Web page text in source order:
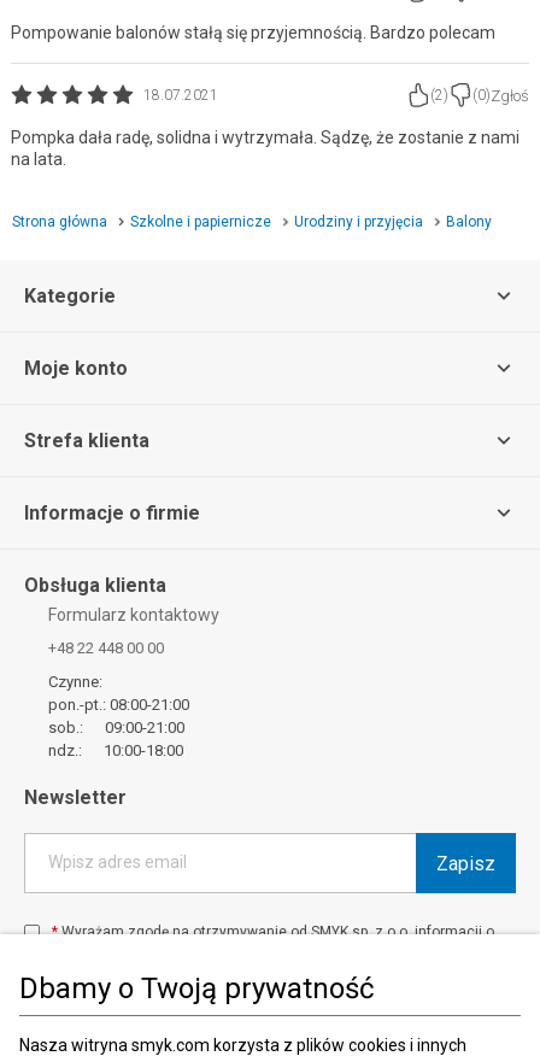
Dbamy o Twoją prywatność
Nasza witryna smyk.com korzysta z plików cookies i innych
Pompowanie balonów stałą się przyjemnością. Bardzo polecam
18.07.2021 (2) (0)Zgłoś
Pompka dała radę, solidna i wytrzymała. Sądzę, że zostanie z nami
na lata.
Strona główna Szkolne i papiernicze Urodziny i przyjęcia Balony
Kategorie
Moje konto
Strefa klienta
Informacje o firmie
Obsługa klienta
Formularz kontaktowy
+48 22 448 00 00
Czynne:
pon.-pt.: 08:00-21:00
sob.: 09:00-21:00
ndz.: 10:00-18:00
Newsletter
Wpisz adres email Zapisz
*Wyrażam zgodę na otrzymywanie od SMYK sp. z o.o. informacji o
elektronicznej (e-mail).
W każdej chwili możesz z łatwością cofnąć wyrażone zgody.